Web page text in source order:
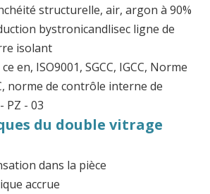
structurelle, air, argon à 90%
bystronicandlisec ligne de
isolant
en, ISO9001, SGCC, IGCC, Norme
norme de contrôle interne de
PZ - 03
du double vitrage
dans la pièce
accrue